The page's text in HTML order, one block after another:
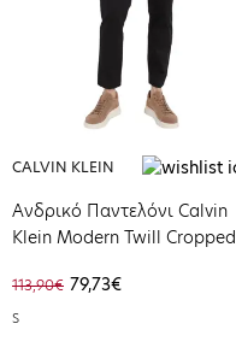
CALVIN KLEIN
Ανδρικό Παντελόνι Calvin
Klein Modern Twill Cropped
BEH
113,90€ 79,73€
S